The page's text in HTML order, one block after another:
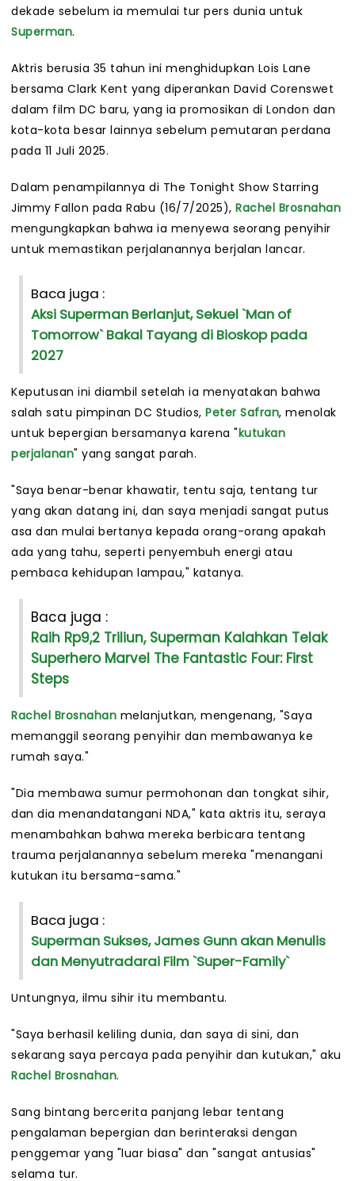
dekade sebelum ia memulai tur pers dunia untuk
Superman.
Aktris berusia 35 tahun ini menghidupkan Lois Lane
bersama Clark Kent yang diperankan David Corenswet
dalam film DC baru, yang ia promosikan di London dan
kota-kota besar lainnya sebelum pemutaran perdana
pada 11 Juli 2025.
Dalam penampilannya di The Tonight Show Starring
Jimmy Fallon pada Rabu (16/7/2025), Rachel Brosnahan
mengungkapkan bahwa ia menyewa seorang penyihir
untuk memastikan perjalanannya berjalan lancar.
Baca juga :
Aksi Superman Berlanjut, Sekuel `Man of
Tomorrow` Bakal Tayang di Bioskop pada
2027
Keputusan ini diambil setelah ia menyatakan bahwa
salah satu pimpinan DC Studios, Peter Safran, menolak
untuk bepergian bersamanya karena "kutukan
perjalanan" yang sangat parah.
"Saya benar-benar khawatir, tentu saja, tentang tur
yang akan datang ini, dan saya menjadi sangat putus
asa dan mulai bertanya kepada orang-orang apakah
ada yang tahu, seperti penyembuh energi atau
pembaca kehidupan lampau," katanya.
Baca juga :
Raih Rp9,2 Triliun, Superman Kalahkan Telak
Superhero Marvel The Fantastic Four: First
Steps
Rachel Brosnahan melanjutkan, mengenang, "Saya
memanggil seorang penyihir dan membawanya ke
rumah saya."
"Dia membawa sumur permohonan dan tongkat sihir,
dan dia menandatangani NDA," kata aktris itu, seraya
menambahkan bahwa mereka berbicara tentang
trauma perjalanannya sebelum mereka "menangani
kutukan itu bersama-sama."
Baca juga :
Superman Sukses, James Gunn akan Menulis
dan Menyutradarai Film `Super-Family`
Untungnya, ilmu sihir itu membantu.
"Saya berhasil keliling dunia, dan saya di sini, dan
sekarang saya percaya pada penyihir dan kutukan," aku
Rachel Brosnahan.
Sang bintang bercerita panjang lebar tentang
pengalaman bepergian dan berinteraksi dengan
penggemar yang "luar biasa" dan "sangat antusias"
selama tur.